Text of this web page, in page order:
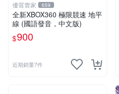
優質賣家 659
全新XBOX360 極限競速 地平
線 (國語發音，中文版)
$900
近期銷量7件